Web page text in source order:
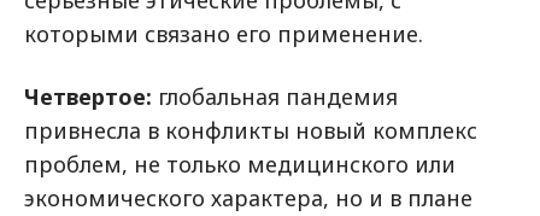
которыми связано его применение.
Четвертое: глобальная пандемия
привнесла в конфликты новый комплекс
проблем, не только медицинского или
экономического характера, но и в плане